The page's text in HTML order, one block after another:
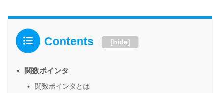
Contents [hide]
関数ポインタ
関数ポインタとは